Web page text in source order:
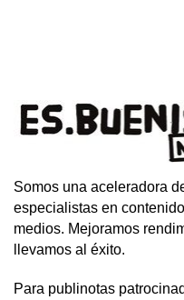
Somos una aceleradora
especialistas en
medios. Mejoramos
llevamos al éxito.
Para publinotas